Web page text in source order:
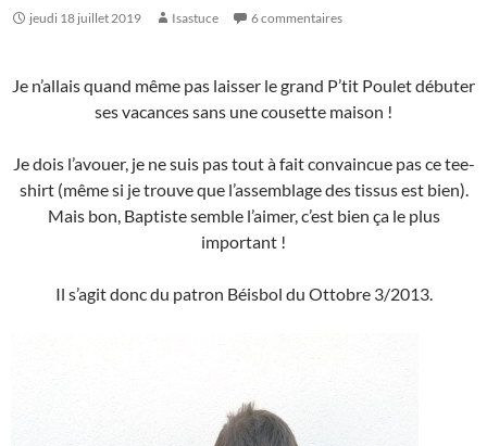
jeudi 18 juillet 2019 Isastuce 6 commentaires
Je n’allais quand même pas laisser le grand P’tit Poulet débuter
ses vacances sans une cousette maison !
Je dois l’avouer, je ne suis pas tout à fait convaincue pas ce tee-
shirt (même si je trouve que l’assemblage des tissus est bien).
Mais bon, Baptiste semble l’aimer, c’est bien ça le plus
important !
Il s’agit donc du patron Béisbol du Ottobre 3/2013.